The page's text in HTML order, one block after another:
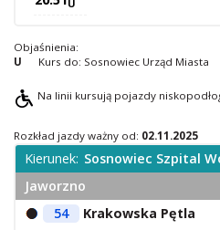
U
Objaśnienia:
U
Kurs do: Sosnowiec Urząd Miasta
Na linii kursują pojazdy
Rozkład jazdy ważny od: 02.11.2025
Kierunek: Sosnowiec Szpital
Jaworzno
54
Krakowska Pętla